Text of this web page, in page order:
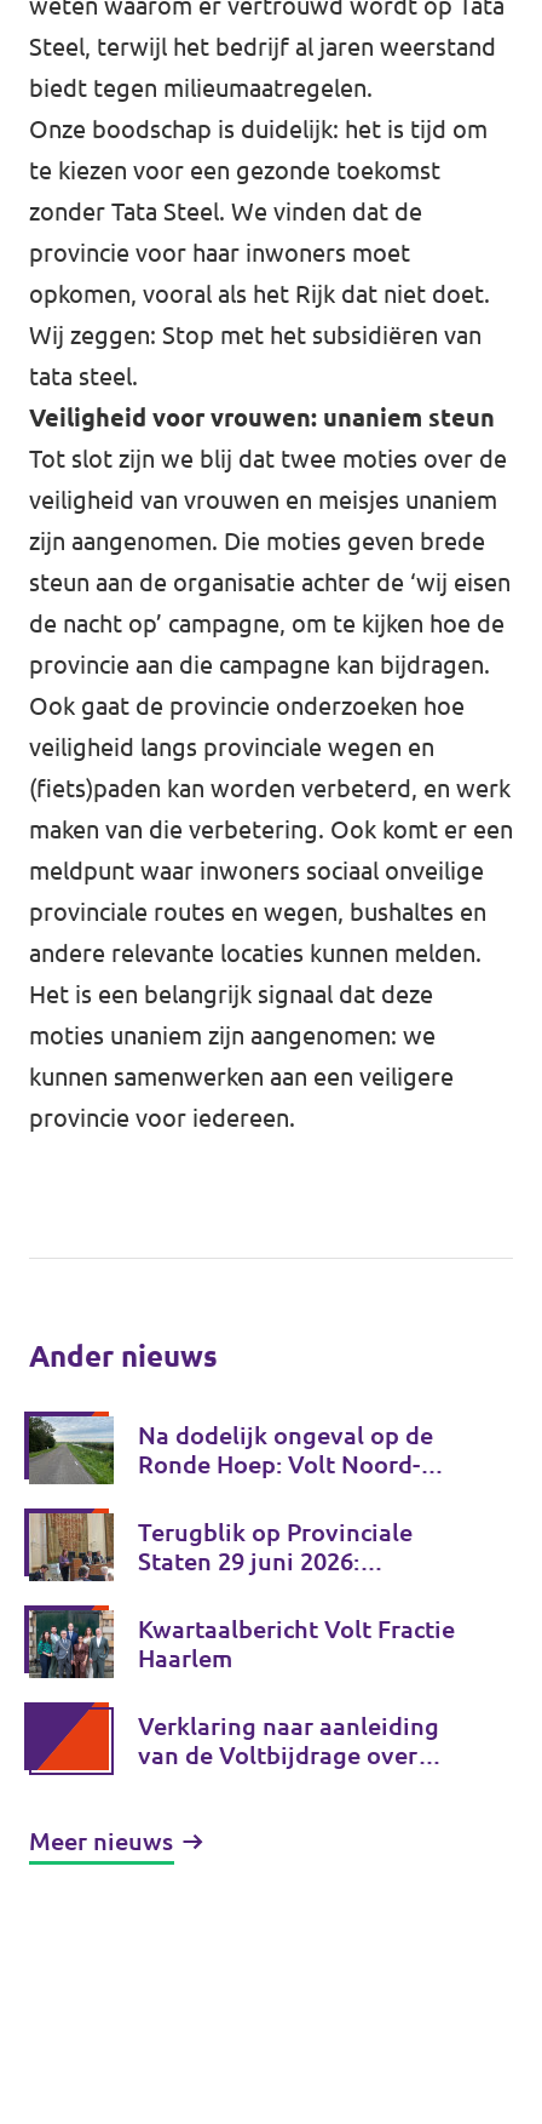
Steel, terwijl het bedrijf al jaren weerstand
biedt tegen milieumaatregelen.
Onze boodschap is duidelijk: het is tijd om
te kiezen voor een gezonde toekomst
zonder Tata Steel. We vinden dat de
provincie voor haar inwoners moet
opkomen, vooral als het Rijk dat niet doet.
Wij zeggen: Stop met het subsidiëren van
tata steel.
Veiligheid voor vrouwen: unaniem steun
Tot slot zijn we blij dat twee moties over de
veiligheid van vrouwen en meisjes unaniem
zijn aangenomen. Die moties geven brede
steun aan de organisatie achter de ‘wij eisen
de nacht op’ campagne, om te kijken hoe de
provincie aan die campagne kan bijdragen.
Ook gaat de provincie onderzoeken hoe
veiligheid langs provinciale wegen en
(fiets)paden kan worden verbeterd, en werk
maken van die verbetering. Ook komt er een
meldpunt waar inwoners sociaal onveilige
provinciale routes en wegen, bushaltes en
andere relevante locaties kunnen melden.
Het is een belangrijk signaal dat deze
moties unaniem zijn aangenomen: we
kunnen samenwerken aan een veiligere
provincie voor iedereen.
Ander nieuws
Na dodelijk ongeval op de
Ronde Hoep: Volt Noord-
verkeersveiligheidsplan
Terugblik op Provinciale
Staten 29 juni 2026:
Noord-Holland
Kwartaalbericht Volt Fractie
Haarlem
Verklaring naar aanleiding
van de Voltbijdrage over
Meer nieuws